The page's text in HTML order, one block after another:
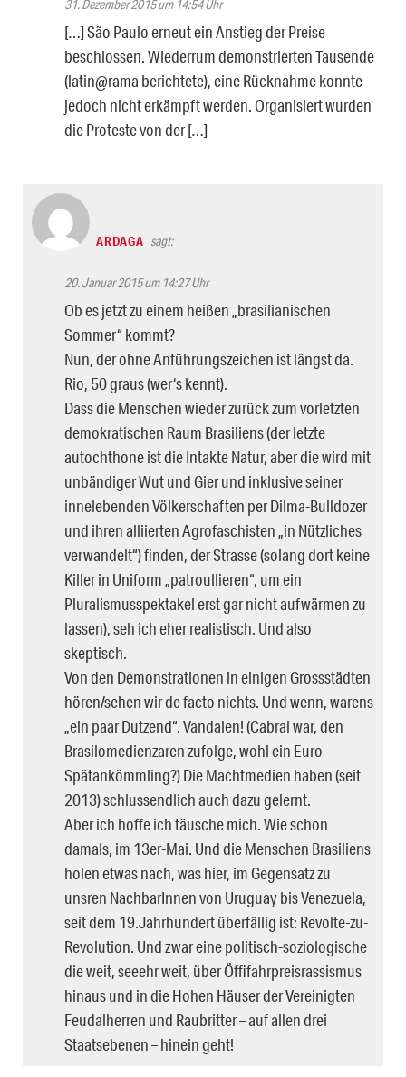
31. Dezember 2015 um 14:54 Uhr
[…] São Paulo erneut ein Anstieg der Preise
beschlossen. Wiederrum demonstrierten Tausende
(latin@rama berichtete), eine Rücknahme konnte
jedoch nicht erkämpft werden. Organisiert wurden
die Proteste von der […]
ARDAGA sagt:
20. Januar 2015 um 14:27 Uhr
Ob es jetzt zu einem heißen „brasilianischen
Sommer“ kommt?
Nun, der ohne Anführungszeichen ist längst da.
Rio, 50 graus (wer‘s kennt).
Dass die Menschen wieder zurück zum vorletzten
demokratischen Raum Brasiliens (der letzte
autochthone ist die Intakte Natur, aber die wird mit
unbändiger Wut und Gier und inklusive seiner
innelebenden Völkerschaften per Dilma-Bulldozer
und ihren alliierten Agrofaschisten „in Nützliches
verwandelt“) finden, der Strasse (solang dort keine
Killer in Uniform „patroullieren“, um ein
Pluralismusspektakel erst gar nicht aufwärmen zu
lassen), seh ich eher realistisch. Und also
skeptisch.
Von den Demonstrationen in einigen Grossstädten
hören/sehen wir de facto nichts. Und wenn, warens
„ein paar Dutzend“. Vandalen! (Cabral war, den
Brasilomedienzaren zufolge, wohl ein Euro-
Spätankömmling?) Die Machtmedien haben (seit
2013) schlussendlich auch dazu gelernt.
Aber ich hoffe ich täusche mich. Wie schon
damals, im 13er-Mai. Und die Menschen Brasiliens
holen etwas nach, was hier, im Gegensatz zu
unsren NachbarInnen von Uruguay bis Venezuela,
seit dem 19.Jahrhundert überfällig ist: Revolte-zu-
Revolution. Und zwar eine politisch-soziologische
die weit, seeehr weit, über Öffifahrpreisrassismus
hinaus und in die Hohen Häuser der Vereinigten
Feudalherren und Raubritter – auf allen drei
Staatsebenen – hinein geht!